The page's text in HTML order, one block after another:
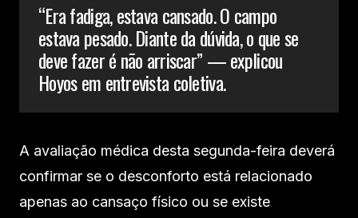
“Era fadiga, estava cansado. O campo
estava pesado. Diante da dúvida, o que se
deve fazer é não arriscar” — explicou
Hoyos em entrevista coletiva.
A avaliação médica desta segunda-feira deverá
confirmar se o desconforto está relacionado
apenas ao cansaço físico ou se existe